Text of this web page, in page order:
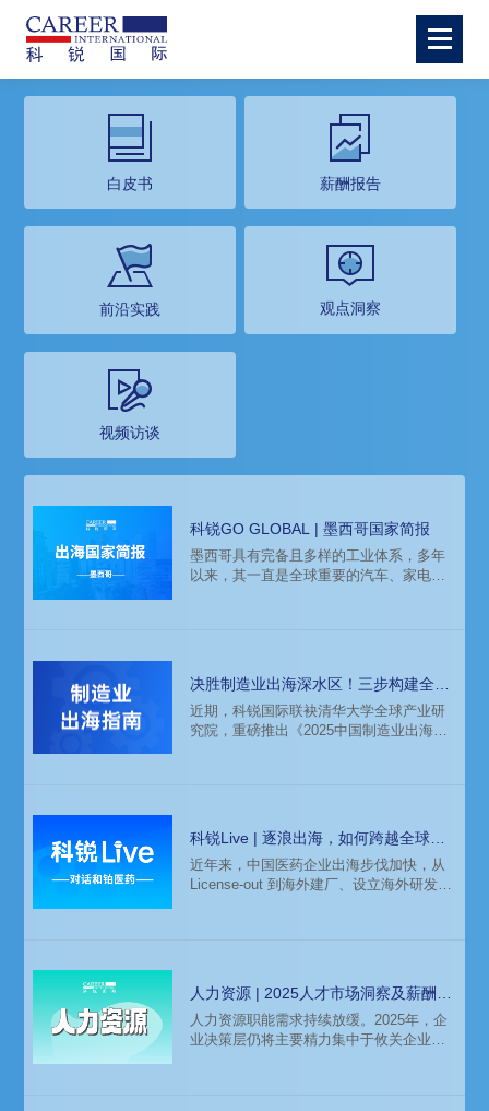
白皮书 薪酬报告
前沿实践 观点洞察
视频访谈
科锐GO GLOBAL | 墨西哥国家简报
墨西哥具有完备且多样的工业体系，多年
以来，其一直是全球重要的汽车、家电等
美墨加协定（USMCA）签订以来，墨西哥
的跨国税收成本优势更为突出，这不仅促
使众多制造业“链主”企业在此设立生产基
地，更带动了其庞大供应链上下游企业一
决胜制造业出海深水区！三步构建全球
化人力资源体系
近期，科锐国际联袂清华大学全球产业研
究院，重磅推出《2025中国制造业出海人
场的战略定位，从0到1搭建海外人力资源
体系。
科锐Live | 逐浪出海，如何跨越全球化
人才管理鸿沟？
近年来，中国医药企业出海步伐加快，从
License-out 到海外建厂、设立海外研发中
不同出海阶段的实践者，和铂医药HR负责
人沈瑜结合多年跨国人力资源管理经验，
重新审视“海局”困境，揭示了企业出海过程
中人才管理难题与实操性破解之道。
人力资源 | 2025人才市场洞察及薪酬指
南
人力资源职能需求持续放缓。2025年，企
业决策层仍将主要精力集中于攸关企业生